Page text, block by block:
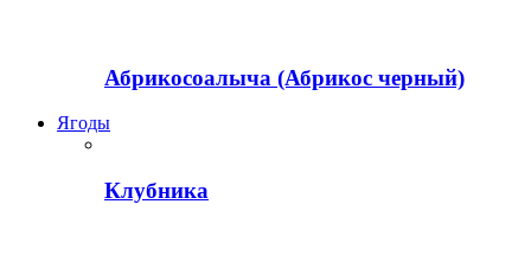
Абрикосоалыча (Абрикос черный)
Ягоды
Клубника